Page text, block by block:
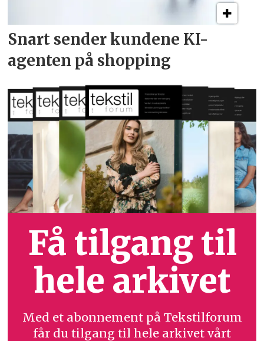
Snart sender kundene KI-
agenten på shopping
Få tilgang til
hele arkivet
Med et abonnement på Tekstilforum
får du tilgang til hele arkivet vårt